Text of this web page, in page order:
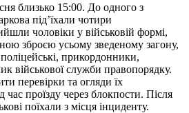
близько 15:00. До одного з
під’їхали чотири
чоловіки у військовій формі,
зброєю усьому зведеному загону,
прикордонники,
військової служби правопорядку.
перевірки та огляди їх
час проїзду через блокпости. Після
поїхали з місця інциденту.